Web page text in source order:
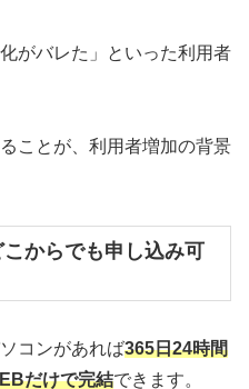
がバレた」といった利用者
ことが、利用者増加の背景
からでも申し込み可
コンがあれば365日24時間
だけで完結できます。